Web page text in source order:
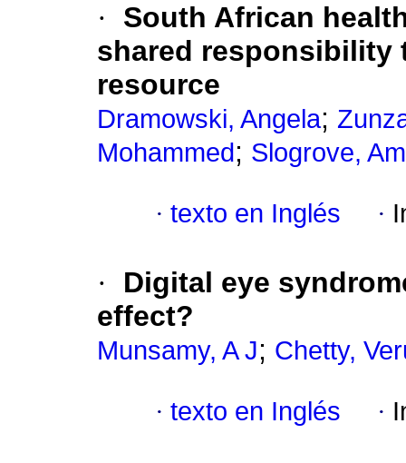
·
South African
shared responsibility
resource
Dramowski, Angela;
Mohammed ; Slogrove,
· texto en Inglés ·
·
Digital eye
effect?
Munsamy, A J; Chetty,
· texto en Inglés ·